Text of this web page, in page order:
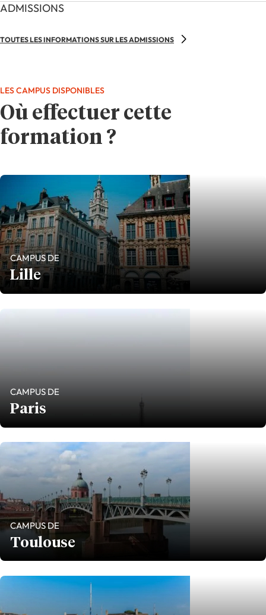
ADMISSIONS
TOUTES LES INFORMATIONS SUR LES ADMISSIONS
Où effectuer cette
formation ?
LES CAMPUS DISPONIBLES
CAMPUS DE
Lille
CAMPUS DE
Paris
CAMPUS DE
Toulouse